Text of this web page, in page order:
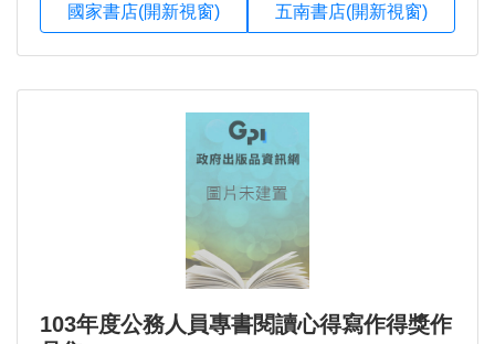
國家書店(開新視窗) 五南書店(開新視窗)
103年度公務人員專書閱讀心得寫作得獎作